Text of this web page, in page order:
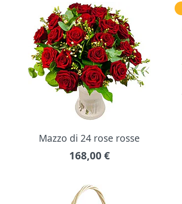
Mazzo di 24 rose rosse
168,00 €